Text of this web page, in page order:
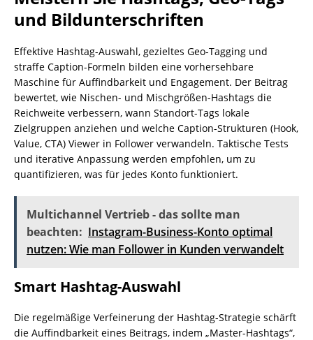
und Bildunterschriften
Effektive Hashtag-Auswahl, gezieltes Geo-Tagging und
straffe Caption-Formeln bilden eine vorhersehbare
Maschine für Auffindbarkeit und Engagement. Der Beitrag
bewertet, wie Nischen- und Mischgrößen-Hashtags die
Reichweite verbessern, wann Standort-Tags lokale
Zielgruppen anziehen und welche Caption-Strukturen (Hook,
Value, CTA) Viewer in Follower verwandeln. Taktische Tests
und iterative Anpassung werden empfohlen, um zu
quantifizieren, was für jedes Konto funktioniert.
Multichannel Vertrieb - das sollte man
beachten: Instagram-Business-Konto optimal
nutzen: Wie man Follower in Kunden verwandelt
Smart Hashtag-Auswahl
Die regelmäßige Verfeinerung der Hashtag-Strategie schärft
die Auffindbarkeit eines Beitrags, indem „Master-Hashtags“,